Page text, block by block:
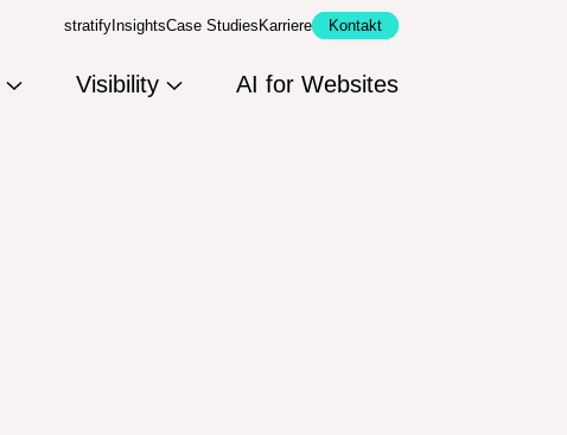
stratify InsightsCase Studies Karriere Kontakt
Visibility AI for Websites